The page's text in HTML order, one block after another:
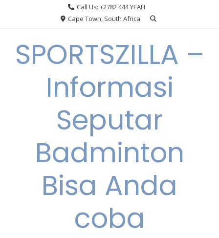
Call Us: +2782 444 YEAH
Cape Town, South Africa
SPORTSZILLA –
Informasi
Seputar
Badminton
Bisa Anda
coba